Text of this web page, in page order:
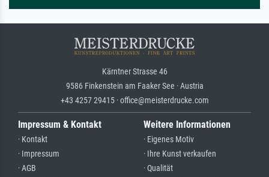
Kärntner Strasse 46
9586 Finkenstein am Faaker See · Austria
+43 4257 29415 · office@meisterdrucke.com
Impressum & Kontakt
· Kontakt
· Impressum
· AGB
Weitere Informationen
· Eigenes Motiv
· Ihre Kunst verkaufen
· Qualität